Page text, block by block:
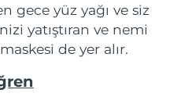
gece yüz yağı ve siz
yatıştıran ve nemi
de yer alır.